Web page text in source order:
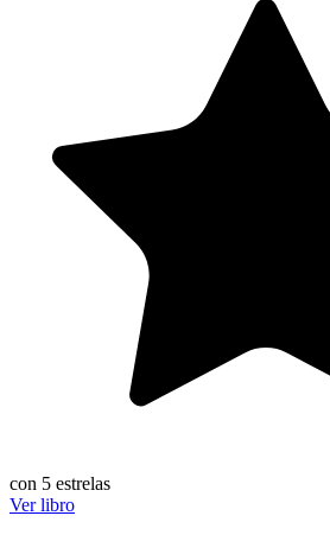
con 5 estrelas
Ver libro